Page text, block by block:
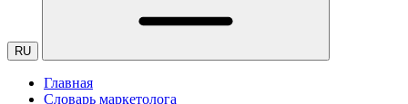
RU
Главная
Словарь маркетолога